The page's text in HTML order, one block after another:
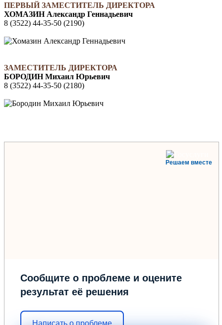
ПЕРВЫЙ ЗАМЕСТИТЕЛЬ ДИРЕКТОРА
ХОМАЗИН Александр Геннадьевич
8 (3522) 44-35-50 (2190)
ЗАМЕСТИТЕЛЬ ДИРЕКТОРА
БОРОДИН Михаил Юрьевич
8 (3522) 44-35-50 (2180)
Решаем вместе
Сообщите о проблеме и оцените
результат её решения